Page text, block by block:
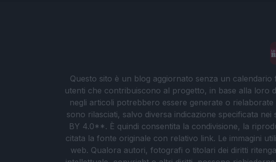
Questo sito è un blog aggiornato senza un
utenti che contribuiscono al progetto, in base alla loro
negli articoli potrebbero essere generate o
sono rilasciati, salvo diversa indicazione specificata
BY 4.0**. È quindi consentita la condivisione, la
citata la fonte originale con relativo link. Le immagini
web. Qualora autori, fotografi o titolari dei diritti